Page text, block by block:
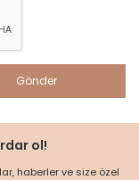
Gönder
ol!
haberler ve size özel